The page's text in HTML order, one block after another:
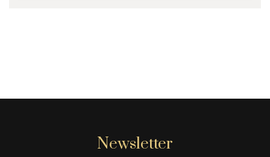
Newsletter